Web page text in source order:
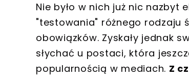
Nie było w nich już nic nazbyt
"testowania" różnego rodzaju
obowiązków. Zyskały jednak
słychać u postaci, która
popularnością w mediach. Z